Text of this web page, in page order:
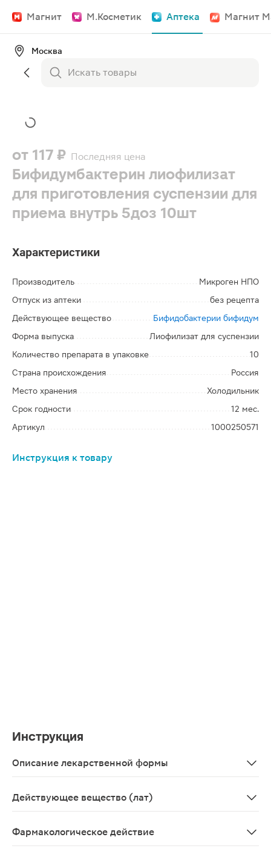
Магнит М.Косметик Аптека Магнит
Москва
от 117 ₽ Последняя цена
Бифидумбактерин лиофилизат
для приготовления суспензии для
приема внутрь 5доз 10шт
Характеристики
Производитель
Микроген НПО
Отпуск из аптеки
без рецепта
Действующее вещество
Бифидобактерии бифидум
Форма выпуска
Лиофилизат для суспензии
Количество препарата в упаковке
10
Страна происхождения
Россия
Место хранения
Холодильник
Срок годности
12 мес.
Артикул
1000250571
Инструкция к товару
Инструкция
Описание лекарственной формы
Действующее вещество (лат)
Фармакологическое действие